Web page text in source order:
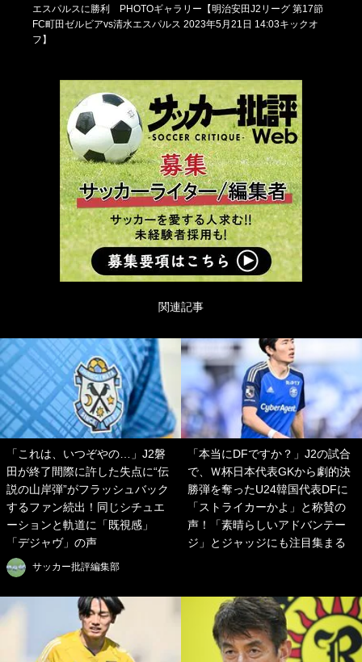
エスパルスに勝利 PHOTOギャラリー【明治安田J2リーグ 第17節
FC町田ゼルビアvs清水エスパルス 2023年5月21日 14:03キックオ
フ】
関連記事
「これは、いつぞやの…」J2磐
田が終了間際に許した失点に“伝
説の山岸弾”がフラッシュバック
するファン続出！同じシチュエ
ーションと軌道に「既視感」
「デジャヴ」の声
サッカー批評編集部
「本当にDFですか？」J2の試合
で、Ｗ杯日本代表GKから劇的決
勝弾を奪ったU24韓国代表DFに
「ストライカーかよ」と称賛の
声！「素晴らしいアドバンテー
ジ」とジャッジにも注目集まる